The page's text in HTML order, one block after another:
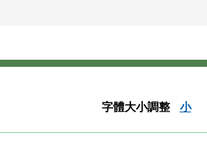
字體大小調整 小